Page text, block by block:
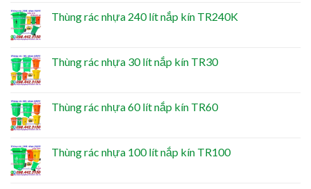
Thùng rác nhựa 240 lít nắp kín TR240K
Thùng rác nhựa 30 lít nắp kín TR30
Thùng rác nhựa 60 lít nắp kín TR60
Thùng rác nhựa 100 lít nắp kín TR100